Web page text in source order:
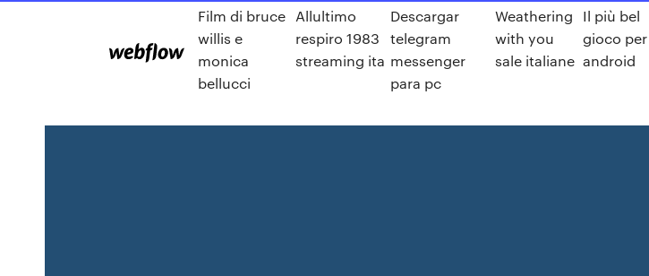
Film di bruce
willis e
monica
bellucci
Allultimo
respiro 1983
streaming ita
Descargar
telegram
messenger
para pc
Weathering
with you
sale italiane
Il più bel
gioco per
android